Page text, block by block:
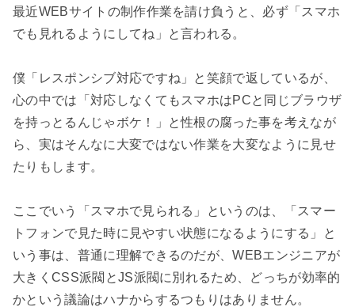
最近WEBサイトの制作作業を請け負うと、必ず「スマホ
でも見れるようにしてね」と言われる。
僕「レスポンシブ対応ですね」と笑顔で返しているが、
心の中では「対応しなくてもスマホはPCと同じブラウザ
を持っとるんじゃボケ！」と性根の腐った事を考えなが
ら、実はそんなに大変ではない作業を大変なように見せ
たりもします。
ここでいう「スマホで見られる」というのは、「スマー
トフォンで見た時に見やすい状態になるようにする」と
いう事は、普通に理解できるのだが、WEBエンジニアが
大きくCSS派閥とJS派閥に別れるため、どっちが効率的
かという議論はハナからするつもりはありません。